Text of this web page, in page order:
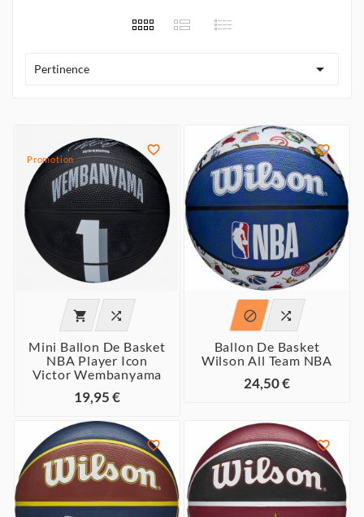
Pertinence 
Promotion

 
Mini Ballon De Basket
NBA Player Icon
Victor Wembanyama
19,95 €

 
Ballon De Basket
Wilson All Team NBA
24,50 €
 